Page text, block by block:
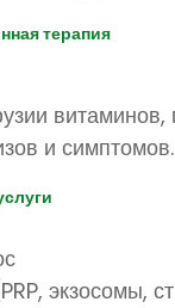
терапия
и симптомов.
экзосомы,